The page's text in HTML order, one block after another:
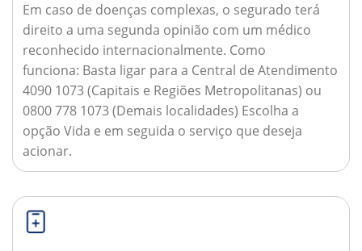
Em caso de doenças complexas, o segurado terá
direito a uma segunda opinião com um médico
reconhecido internacionalmente. Como
funciona: Basta ligar para a Central de Atendimento
4090 1073 (Capitais e Regiões Metropolitanas) ou
0800 778 1073 (Demais localidades) Escolha a
opção Vida e em seguida o serviço que deseja
acionar.